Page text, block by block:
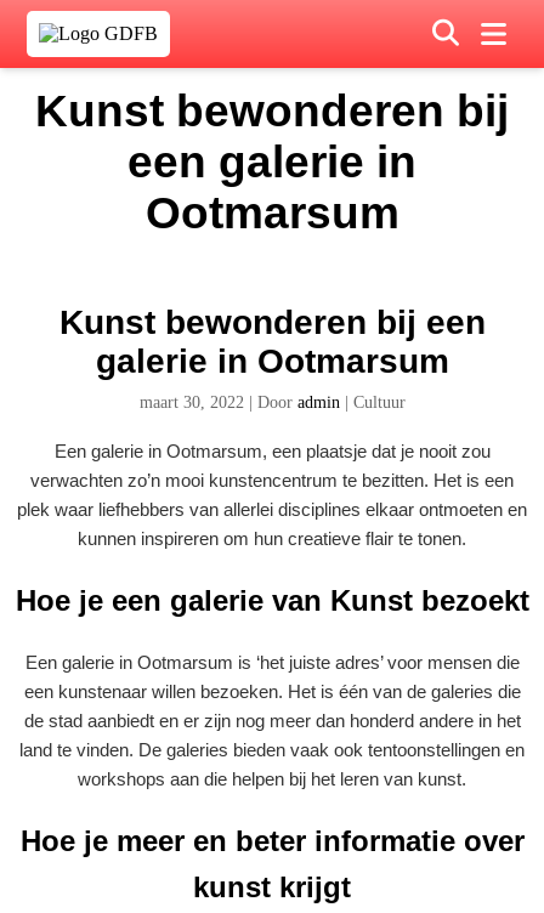
Kunst bewonderen bij
een galerie in
Ootmarsum
Kunst bewonderen bij een
galerie in Ootmarsum
maart 30, 2022| Door admin| Cultuur
Een galerie in Ootmarsum, een plaatsje dat je nooit zou
verwachten zo’n mooi kunstencentrum te bezitten. Het is een
plek waar liefhebbers van allerlei disciplines elkaar ontmoeten en
kunnen inspireren om hun creatieve flair te tonen.
Hoe je een galerie van Kunst bezoekt
Een galerie in Ootmarsum is ‘het juiste adres’ voor mensen die
een kunstenaar willen bezoeken. Het is één van de galeries die
de stad aanbiedt en er zijn nog meer dan honderd andere in het
land te vinden. De galeries bieden vaak ook tentoonstellingen en
workshops aan die helpen bij het leren van kunst.
Hoe je meer en beter informatie over
kunst krijgt